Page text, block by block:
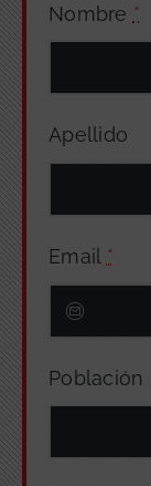
Nombre *
Apellido
Email *
Población